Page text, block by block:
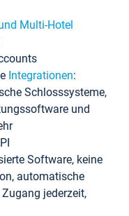
Multi-Hotel
Integrationen:
Schlosssysteme,
und
Software, keine
automatische
Zugang jederzeit,